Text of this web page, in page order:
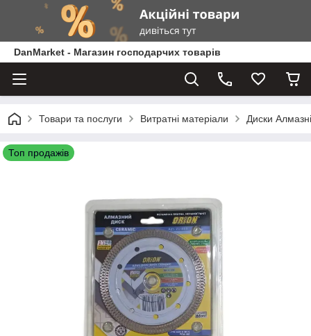
DanMarket - Магазин господарчих товарів
Товари та послуги Витратні матеріали Диски Алмазні
Топ продажів